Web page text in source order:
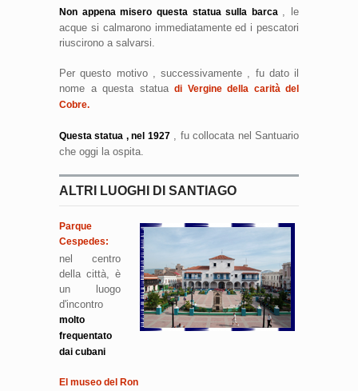
Non appena misero questa statua sulla barca
, le
acque si calmarono immediatamente ed i pescatori
riuscirono a salvarsi.
Per questo motivo , successivamente , fu dato il
nome a questa statua di Vergine della carità del
Cobre.
Questa statua , nel 1927, fu collocata nel Santuario
che oggi la ospita.
ALTRI LUOGHI DI SANTIAGO
Parque
Cespedes:
nel centro
della città, è
un luogo
d'incontro
molto
frequentato
dai cubani
El museo del Ron